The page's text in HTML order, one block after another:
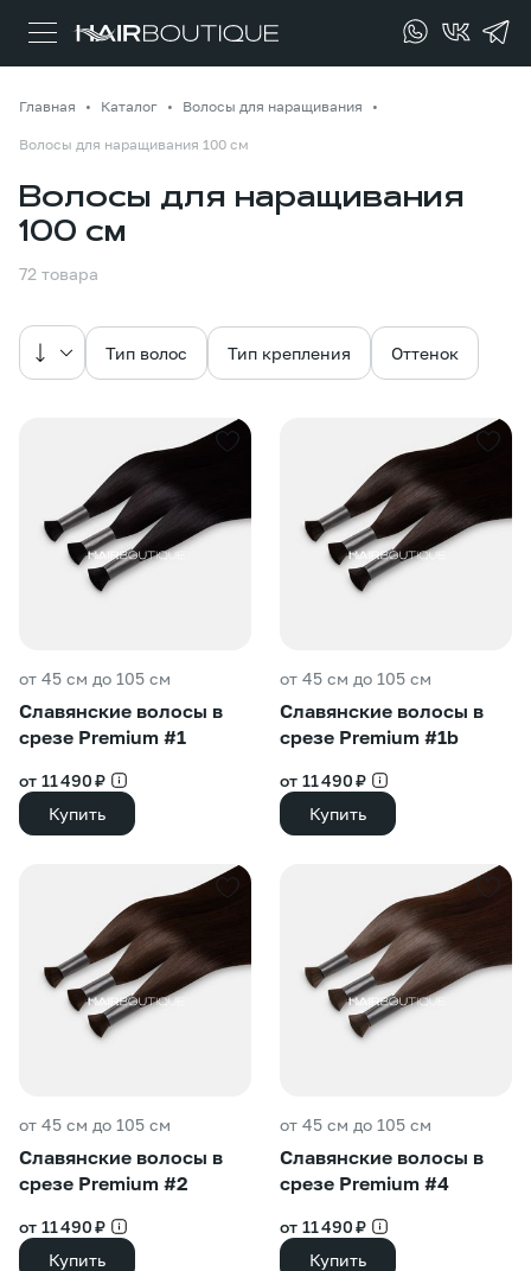
Главная Каталог Волосы для наращивания
Волосы для наращивания 100 см
Волосы для наращивания
100 см
72 товара
Тип волос Тип крепления Оттенок
от 45 см до 105 см
Славянские волосы в
срезе Premium #1
от 11 490 ₽
Купить
от 45 см до 105 см
Славянские волосы в
срезе Premium #1b
от 11 490 ₽
Купить
от 45 см до 105 см
Славянские волосы в
срезе Premium #2
от 11 490 ₽
Купить
от 45 см до 105 см
Славянские волосы в
срезе Premium #4
от 11 490 ₽
Купить